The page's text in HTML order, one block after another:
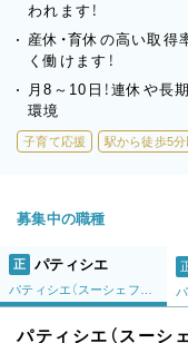
われます！
産休・育休の高い取得
く働けます！
月8～10日！連休や長
環境
子育て応援 駅から徒歩5分
募集中の職種
正 パティシエ
パティシエ（スーシ